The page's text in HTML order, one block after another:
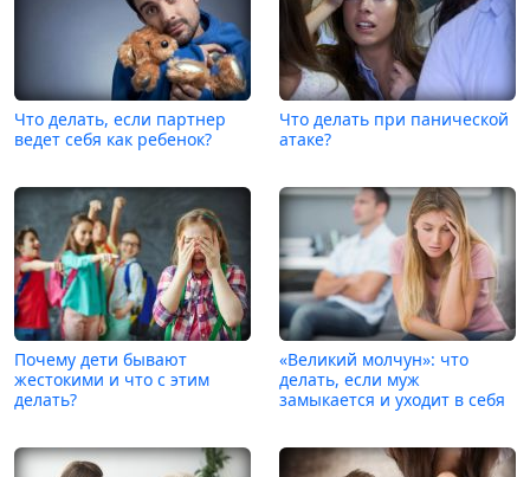
Что делать, если партнер
ведет себя как ребенок?
Что делать при панической
атаке?
Почему дети бывают
жестокими и что с этим
делать?
«Великий молчун»: что
делать, если муж
замыкается и уходит в себя